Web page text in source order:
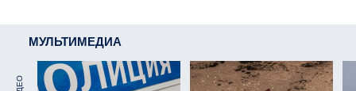
МУЛЬТИМЕДИА